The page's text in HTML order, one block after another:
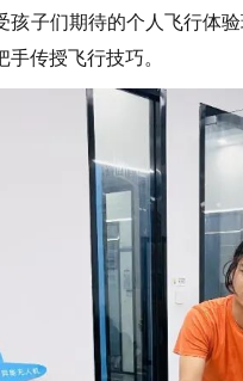
孩子们期待的个人飞行体
传授飞行技巧。